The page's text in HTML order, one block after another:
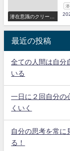
潜在意識のクリーニ
潜
最近の投稿
全ての人間は自分
いる
一日に２回自分の
くいく
自分の思考を常に
る！